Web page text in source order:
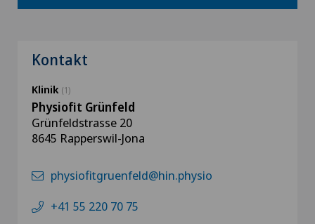
Kontakt
Klinik (1)
Physiofit Grünfeld
Grünfeldstrasse 20
8645 Rapperswil-Jona
physiofitgruenfeld@hin.physio
+41 55 220 70 75